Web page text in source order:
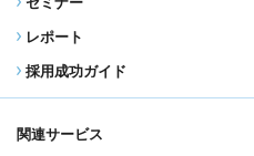
レポート
採用成功ガイド
関連サービス